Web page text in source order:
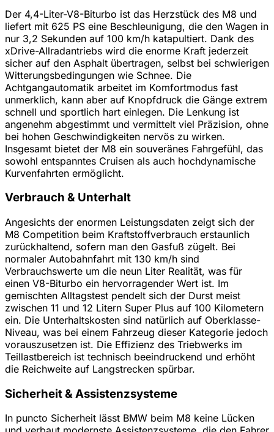
Der 4,4-Liter-V8-Biturbo ist das Herzstück des M8 und
liefert mit 625 PS eine Beschleunigung, die den Wagen in
nur 3,2 Sekunden auf 100 km/h katapultiert. Dank des
xDrive-Allradantriebs wird die enorme Kraft jederzeit
sicher auf den Asphalt übertragen, selbst bei schwierigen
Witterungsbedingungen wie Schnee. Die
Achtgangautomatik arbeitet im Komfortmodus fast
unmerklich, kann aber auf Knopfdruck die Gänge extrem
schnell und sportlich hart einlegen. Die Lenkung ist
angenehm abgestimmt und vermittelt viel Präzision, ohne
bei hohen Geschwindigkeiten nervös zu wirken.
Insgesamt bietet der M8 ein souveränes Fahrgefühl, das
sowohl entspanntes Cruisen als auch hochdynamische
Kurvenfahrten ermöglicht.
Verbrauch & Unterhalt
Angesichts der enormen Leistungsdaten zeigt sich der
M8 Competition beim Kraftstoffverbrauch erstaunlich
zurückhaltend, sofern man den Gasfuß zügelt. Bei
normaler Autobahnfahrt mit 130 km/h sind
Verbrauchswerte um die neun Liter Realität, was für
einen V8-Biturbo ein hervorragender Wert ist. Im
gemischten Alltagstest pendelt sich der Durst meist
zwischen 11 und 12 Litern Super Plus auf 100 Kilometern
ein. Die Unterhaltskosten sind natürlich auf Oberklasse-
Niveau, was bei einem Fahrzeug dieser Kategorie jedoch
vorauszusetzen ist. Die Effizienz des Triebwerks im
Teillastbereich ist technisch beeindruckend und erhöht
die Reichweite auf Langstrecken spürbar.
Sicherheit & Assistenzsysteme
In puncto Sicherheit lässt BMW beim M8 keine Lücken